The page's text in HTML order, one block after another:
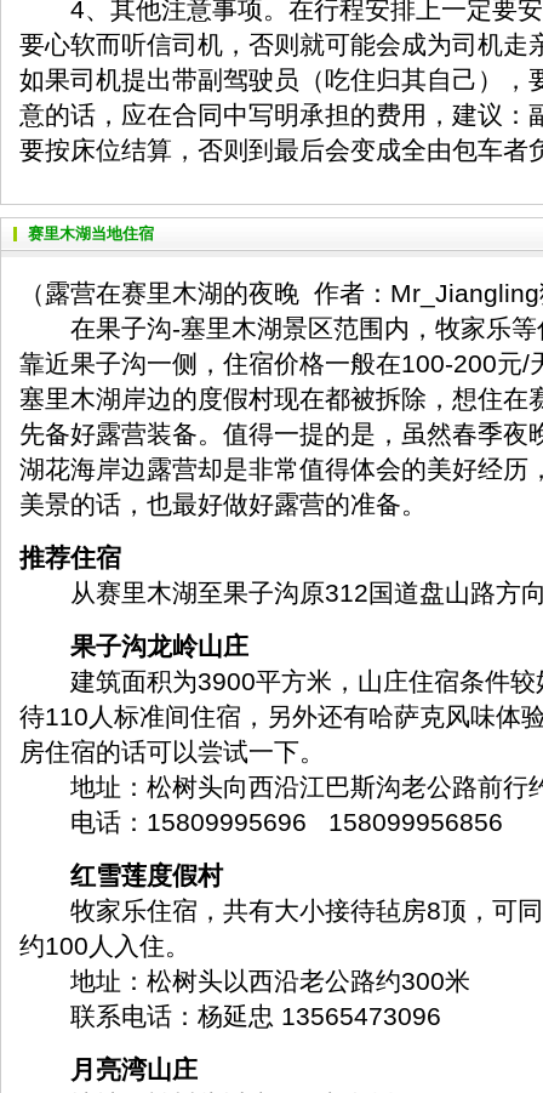
4、其他注意事项。在行程安排上一定要安
要心软而听信司机，否则就可能会成为司机走
如果司机提出带副驾驶员（吃住归其自己），
意的话，应在合同中写明承担的费用，建议：
要按床位结算，否则到最后会变成全由包车者
赛里木湖当地住宿
（露营在赛里木湖的夜晚 作者：
在果子沟-塞里木湖景区范围内，牧家乐等
靠近果子沟一侧，住宿价格一般在100-200元/
塞里木湖岸边的度假村现在都被拆除，想住在
先备好露营装备。值得一提的是，虽然春季夜
湖花海岸边露营却是非常值得体会的美好经历
美景的话，也最好做好露营的准备。
推荐住宿
从赛里木湖至果子沟原312国道盘山路方
果子沟龙岭山庄
建筑面积为3900平方米，山庄住宿条件较
待110人标准间住宿，另外还有哈萨克风味体
房住宿的话可以尝试一下。
地址：松树头向西沿江巴斯沟老公路前行
电话：15809995696 158099956856
红雪莲度假村
牧家乐住宿，共有大小接待毡房8顶，可同
约100人入住。
地址：松树头以西沿老公路约300米
联系电话：杨延忠 13565473096
月亮湾山庄